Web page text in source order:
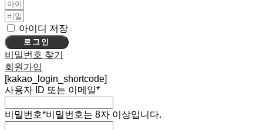
아이디 저장
로그인
비밀번호 찾기
회원가입
[kakao_login_shortcode]
사용자 ID 또는 이메일*
비밀번호*비밀번호는 8자 이상입니다.